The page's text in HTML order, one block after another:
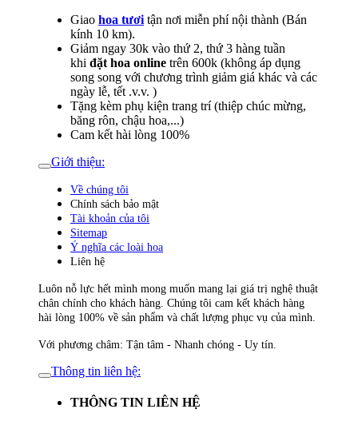
Giao hoa tươi tận nơi miễn phí nội thành (Bán
kính 10 km).
Giảm ngay 30k vào thứ 2, thứ 3 hàng tuần
khi đặt hoa online trên 600k (không áp dụng
song song với chương trình giảm giá khác và các
ngày lễ, tết .v.v. )
Tặng kèm phụ kiện trang trí (thiệp chúc mừng,
băng rôn, chậu hoa,...)
Cam kết hài lòng 100%
Giới thiệu:
Về chúng tôi
Chính sách bảo mật
Tài khoản của tôi
Sitemap
Ý nghĩa các loài hoa
Liên hệ
Luôn nỗ lực hết mình mong muốn mang lại giá trị nghệ thuật
chân chính cho khách hàng. Chúng tôi cam kết khách hàng
hài lòng 100% về sản phẩm và chất lượng phục vụ của mình.
Với phương châm: Tận tâm - Nhanh chóng - Uy tín.
Thông tin liên hệ:
THÔNG TIN LIÊN HỆ